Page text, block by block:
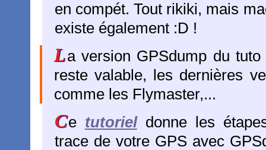
en compét. Tout rikiki, mais
existe également :D !
La version GPSdump du
reste valable, les dernières
comme les Flymaster,...
Ce tutorieldonne les
trace de votre GPS avec